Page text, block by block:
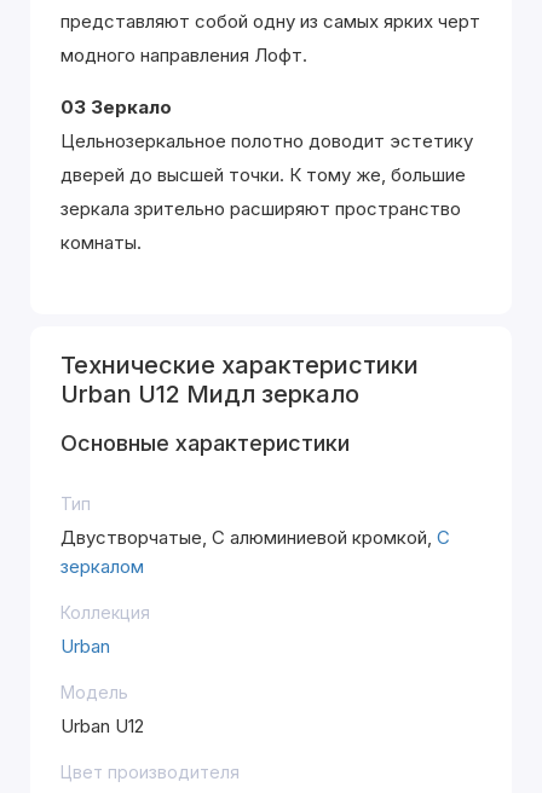
представляют собой одну из самых ярких черт
модного направления Лофт.
03 Зеркало
Цельнозеркальное полотно доводит эстетику
дверей до высшей точки. К тому же, большие
зеркала зрительно расширяют пространство
комнаты.
Технические характеристики
Urban U12 Мидл зеркало
Основные характеристики
Тип
Двустворчатые, С алюминиевой кромкой, С
зеркалом
Коллекция
Urban
Модель
Urban U12
Цвет производителя